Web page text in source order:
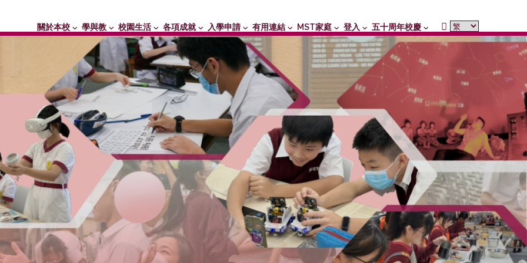
關於本校 學與教 校園生活 各項成就 入學申請 有用連結 MST家庭 登入 五十周年校慶